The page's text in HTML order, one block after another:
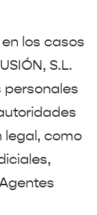
los casos
S.L.
legal, como